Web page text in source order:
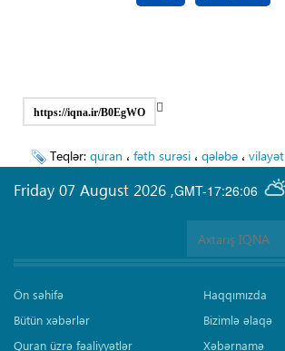
https://iqna.ir/B0EgWO
Teqlər: quran ، fəth surəsi ، qələbə ، vilayət
GMT-17:26:06
Friday 07 August 2026 ,
Ön səhifə
Bütün xəbərlər
Quran üzrə fəaliyyətlər
Haqqımızda
Bizimlə əlaqə
Xəbərnamə